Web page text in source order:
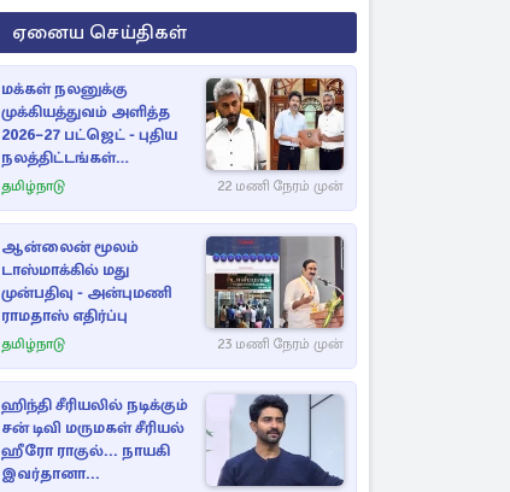
ஏனைய செய்திகள்
மக்கள் நலனுக்கு
முக்கியத்துவம் அளித்த
2026–27 பட்ஜெட் - புதிய
நலத்திட்டங்கள்
என்னென்ன?
தமிழ்நாடு 22 மணி நேரம் முன்
ஆன்லைன் மூலம்
டாஸ்மாக்கில் மது
முன்பதிவு - அன்புமணி
ராமதாஸ் எதிர்ப்பு
தமிழ்நாடு 23 மணி நேரம் முன்
ஹிந்தி சீரியலில் நடிக்கும்
சன் டிவி மருமகள் சீரியல்
ஹீரோ ராகுல்... நாயகி
இவர்தானா...